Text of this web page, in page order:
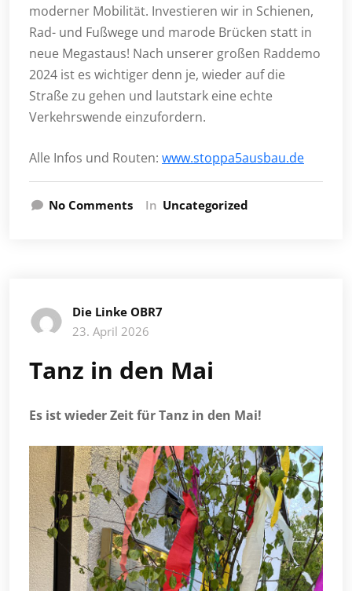
moderner Mobilität. Investieren wir in Schienen,
Rad- und Fußwege und marode Brücken statt in
neue Megastaus! Nach unserer großen Raddemo
2024 ist es wichtiger denn je, wieder auf die
Straße zu gehen und lautstark eine echte
Verkehrswende einzufordern.
Alle Infos und Routen: www.stoppa5ausbau.de
No Comments In Uncategorized
Die Linke OBR7
23. April 2026
Tanz in den Mai
Es ist wieder Zeit für Tanz in den Mai!